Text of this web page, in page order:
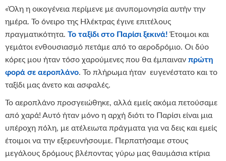
«Όλη η οικογένεια περίμενε με ανυπομονησία αυτήν την
ημέρα. Το όνειρο της Ηλέκτρας έγινε επιτέλους
πραγματικότητα. Το ταξίδι στο Παρίσι ξεκινά! Έτοιμοι και
γεμάτοι ενθουσιασμό πετάμε από το αεροδρόμιο. Οι δύο
κόρες μου ήταν τόσο χαρούμενες που θα έμπαιναν πρώτη
φορά σε αεροπλάνο. Το πλήρωμα ήταν ευγενέστατο και το
ταξίδι μας άνετο και ασφαλές.
Το αεροπλάνο προσγειώθηκε, αλλά εμείς ακόμα πετούσαμε
από χαρά! Αυτό ήταν μόνο η αρχή διότι το Παρίσι είναι μια
υπέροχη πόλη, με ατέλειωτα πράγματα για να δεις και εμείς
έτοιμοι να την εξερευνήσουμε. Περπατήσαμε στους
μεγάλους δρόμους βλέποντας γύρω μας θαυμάσια κτίρια